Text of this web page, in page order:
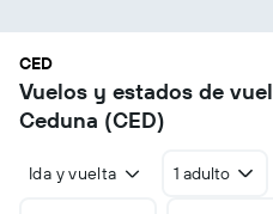
CED
Vuelos y estados de
Ceduna (CED)
Ida y vuelta 1 adulto